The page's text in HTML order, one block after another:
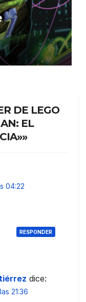
DE LEGO
EL
04:22
RESPONDER
dice:
21:36